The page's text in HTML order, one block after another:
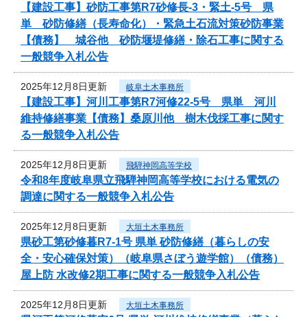
【建設工事】砂防工事第R7砂修長-3・緊土-5号 県
単 砂防修繕（長寿命化）・緊急土石流対策砂防事業
【債務】 城谷他 砂防堰堤修繕・除石工事に関する
一般競争入札公告
2025年12月8日更新 岐阜土木事務所
【建設工事】河川工事第R7河修22-5号 県単 河川
維持修繕事業【債務】桑原川他 樹木伐採工事に関す
る一般競争入札公告
2025年12月8日更新 飛騨神岡高等学校
令和8年度岐阜県立飛騨神岡高等学校における電気の
調達に関する一般競争入札公告
2025年12月8日更新 大垣土木事務所
県砂工第砂修暮R7-1号 県単 砂防修繕（暮らしの安
全・安心確保対策）（岐阜県さぼう遊学館）（債務）
屋上防 水改修2期工事に関する一般競争入札公告
2025年12月8日更新 大垣土木事務所